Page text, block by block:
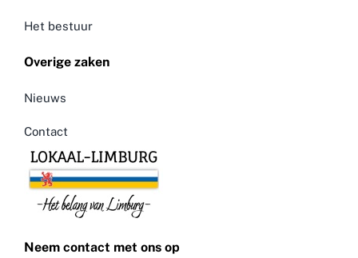
Het bestuur
Overige zaken
Nieuws
Contact
Neem contact met ons op